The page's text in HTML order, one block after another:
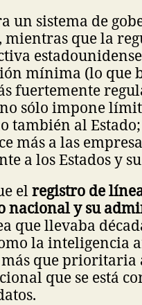
un sistema de
mientras que la
mínima (lo que
fuertemente
sólo impone
también al Estado;
más a las
a los Estados y
elregistro de
nacional y su
que llevaba
la inteligencia
que prioritaria
que se está